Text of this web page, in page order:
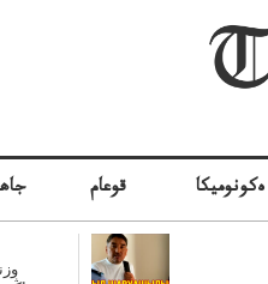
قوعام ەكونوميكا